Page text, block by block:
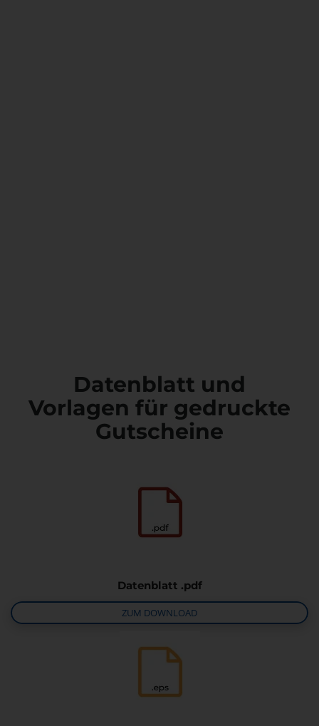
Datenblatt und
Vorlagen für gedruckte
Gutscheine
Datenblatt .pdf
ZUM DOWNLOAD